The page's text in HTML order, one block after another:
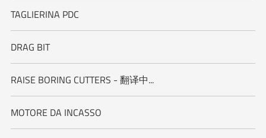
TAGLIERINA PDC
DRAG BIT
RAISE BORING CUTTERS - 翻译中...
MOTORE DA INCASSO